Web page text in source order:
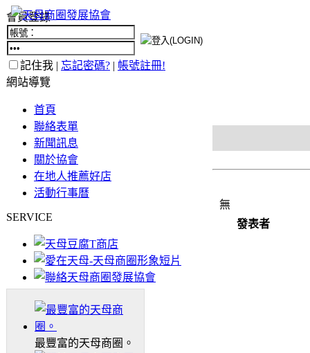
會員登錄
記住我 | 忘記密碼? | 帳號註冊!
網站導覽
首頁
聯絡表單
新聞訊息
關於協會
在地人推薦好店
活動行事曆
SERVICE
最豐富的天母商圈。
無
發表者